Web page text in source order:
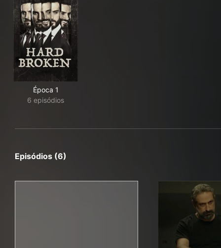
Época 1
6 episódios
Episódios (6)